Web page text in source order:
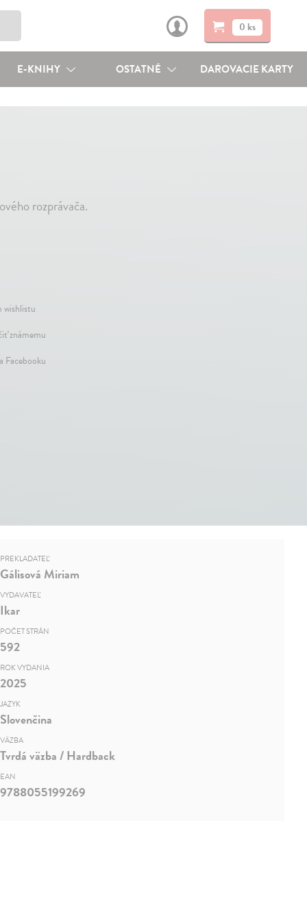
0 ks
E-KNIHY OSTATNÉ DAROVACIE KARTY
rozprávača.
wishlistu
známemu
Facebooku
PREKLADATEĽ
Gálisová Miriam
VYDAVATEĽ
Ikar
POČET STRÁN
592
ROK VYDANIA
2025
JAZYK
Slovenčina
VÄZBA
Tvrdá väzba / Hardback
EAN
9788055199269